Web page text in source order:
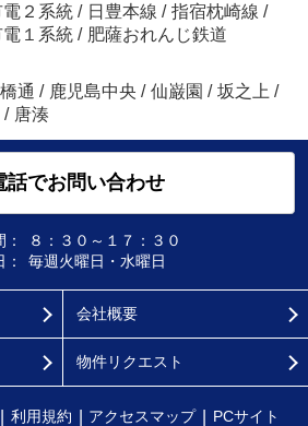
電２系統 / 日豊本線 / 指宿枕崎線 /
電１系統 / 肥薩おれんじ鉄道
通 / 鹿児島中央 / 仙巌園 / 坂之上 /
/ 唐湊
話でお問い合わせ
８：３０～１７：３０
毎週火曜日・水曜日
会社概要
物件リクエスト
利用規約 アクセスマップ PCサイト